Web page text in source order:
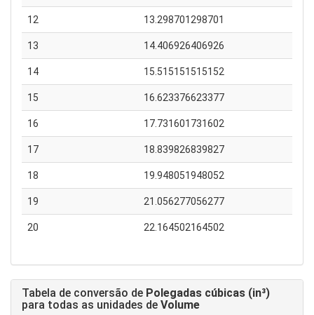
12 13.298701298701
13 14.406926406926
14 15.515151515152
15 16.623376623377
16 17.731601731602
17 18.839826839827
18 19.948051948052
19 21.056277056277
20 22.164502164502
Tabela de conversão de Polegadas cúbicas (in³)
para todas as unidades de Volume